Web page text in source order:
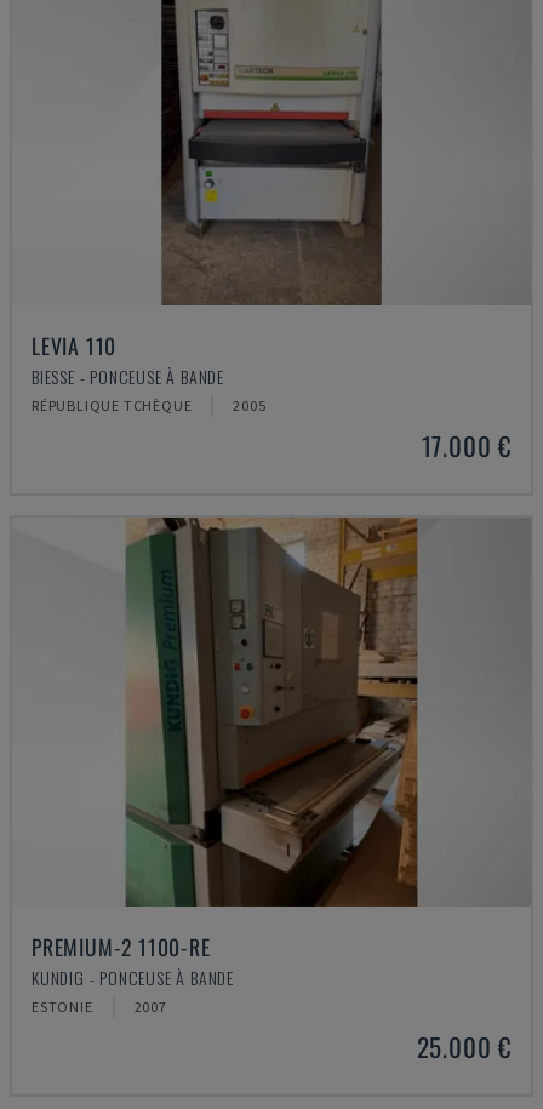
LEVIA 110
BIESSE - PONCEUSE À BANDE
RÉPUBLIQUE TCHÈQUE 2005
17.000 €
PREMIUM-2 1100-RE
KUNDIG - PONCEUSE À BANDE
ESTONIE 2007
25.000 €